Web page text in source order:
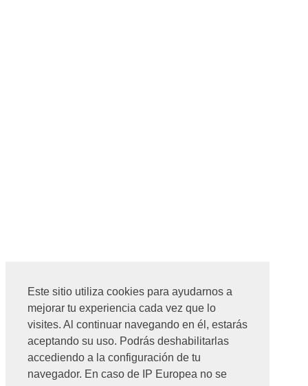
Este sitio utiliza cookies para ayudarnos a
mejorar tu experiencia cada vez que lo
visites. Al continuar navegando en él, estarás
aceptando su uso. Podrás deshabilitarlas
accediendo a la configuración de tu
navegador. En caso de IP Europea no se